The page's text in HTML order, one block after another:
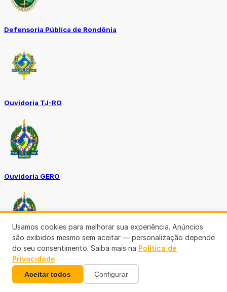
Defensoria Pública de Rondônia
Ouvidoria TJ-RO
Ouvidoria GERO
Diário Oficial ALE
Usamos cookies para melhorar sua experiência. Anúncios
são exibidos mesmo sem aceitar — personalização depende
do seu consentimento. Saiba mais na Política de
Privacidade.
Aceitar todos Configurar